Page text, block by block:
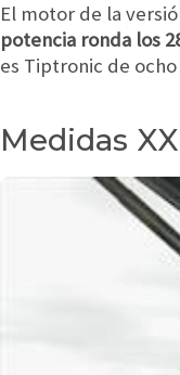
El motor de la
potencia ronda los
es Tiptronic de
Medidas